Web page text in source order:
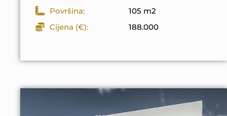
Površina:
105 m2
Cijena (€):
188.000